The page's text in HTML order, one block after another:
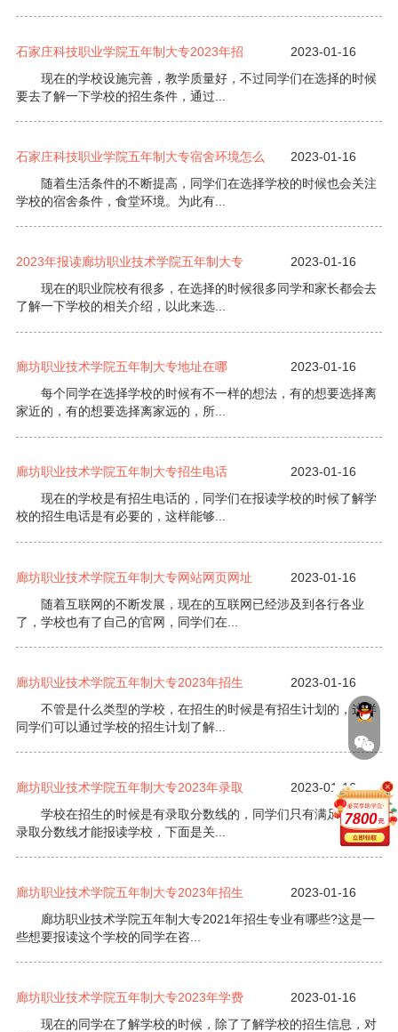
石家庄科技职业学院五年制大专2023年招
2023-01-16
现在的学校设施完善，教学质量好，不过同学们在选择的时候
要去了解一下学校的招生条件，通过...
石家庄科技职业学院五年制大专宿舍环境怎么
2023-01-16
随着生活条件的不断提高，同学们在选择学校的时候也会关注
学校的宿舍条件，食堂环境。为此有...
2023年报读廊坊职业技术学院五年制大专
2023-01-16
现在的职业院校有很多，在选择的时候很多同学和家长都会去
了解一下学校的相关介绍，以此来选...
廊坊职业技术学院五年制大专地址在哪
2023-01-16
每个同学在选择学校的时候有不一样的想法，有的想要选择离
家近的，有的想要选择离家远的，所...
廊坊职业技术学院五年制大专招生电话
2023-01-16
现在的学校是有招生电话的，同学们在报读学校的时候了解学
校的招生电话是有必要的，这样能够...
廊坊职业技术学院五年制大专网站网页网址
2023-01-16
随着互联网的不断发展，现在的互联网已经涉及到各行各业
了，学校也有了自己的官网，同学们在...
廊坊职业技术学院五年制大专2023年招生
2023-01-16
不管是什么类型的学校，在招生的时候是有招生计划的，这样
同学们可以通过学校的招生计划了解...
廊坊职业技术学院五年制大专2023年录取
2023-01-16
学校在招生的时候是有录取分数线的，同学们只有满足学校的
录取分数线才能报读学校，下面是关...
廊坊职业技术学院五年制大专2023年招生
2023-01-16
廊坊职业技术学院五年制大专2021年招生专业有哪些?这是一
些想要报读这个学校的同学在咨...
廊坊职业技术学院五年制大专2023年学费
2023-01-16
现在的同学在了解学校的时候，除了了解学校的招生信息，对